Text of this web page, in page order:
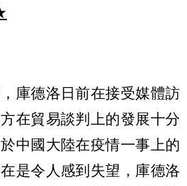
庫德洛日前在接受媒體訪
在貿易談判上的發展十分
中國大陸在疫情一事上的
是令人感到失望，庫德洛